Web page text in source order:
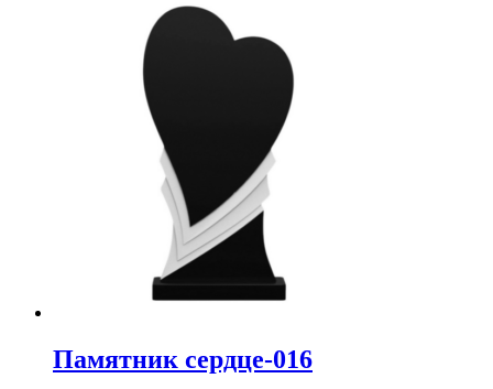
Памятник сердце-016